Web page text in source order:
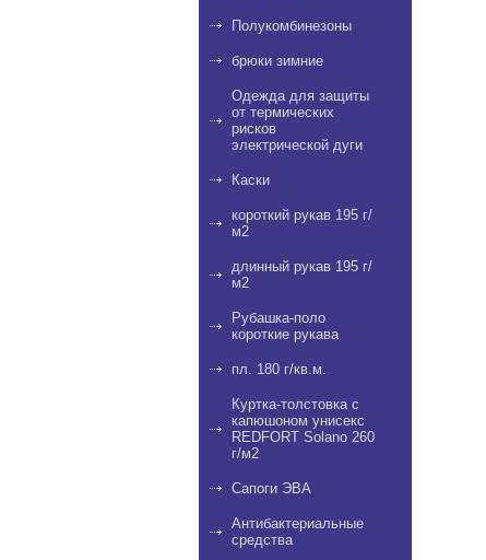
Полукомбинезоны
брюки зимние
Одежда для защиты
от термических
рисков
электрической дуги
Каски
короткий рукав 195 г/
м2
длинный рукав 195 г/
м2
Рубашка-поло
короткие рукава
пл. 180 г/кв.м.
Куртка-толстовка с
капюшоном унисекс
REDFORT Solano 260
г/м2
Сапоги ЭВА
Антибактериальные
средства